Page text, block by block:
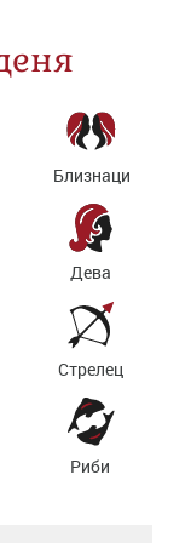
Близнаци
Дева
Стрелец
Риби